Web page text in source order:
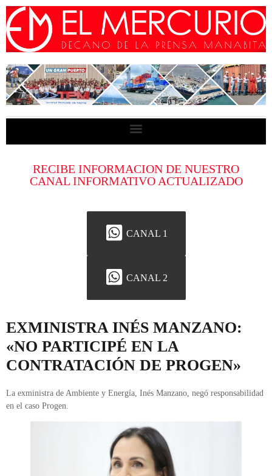
RECIBE INFORMACION DE NUESTRO
CANAL INFORMATIVO ACTUALIZADO
CANAL 1
CANAL 2
EXMINISTRA INÉS MANZANO:
«NO PARTICIPÉ EN LA
CONTRATACIÓN DE PROGEN»
La exministra de Ambiente y Energía, Inés Manzano, negó responsabilidad
en el caso Progen.